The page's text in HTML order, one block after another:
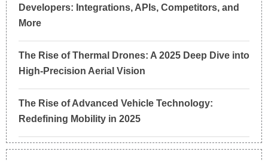
Developers: Integrations, APIs, Competitors, and
More
The Rise of Thermal Drones: A 2025 Deep Dive into
High-Precision Aerial Vision
The Rise of Advanced Vehicle Technology:
Redefining Mobility in 2025